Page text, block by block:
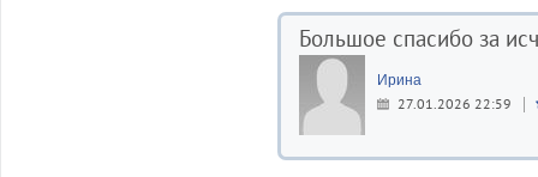
Большое спасибо за
Ирина
27.01.2026 22:59